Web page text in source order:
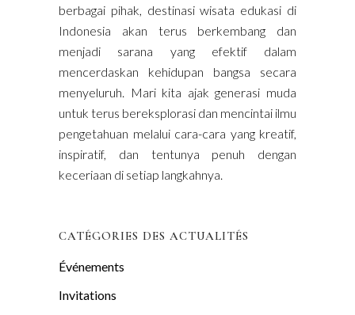
berbagai pihak, destinasi wisata edukasi di
Indonesia akan terus berkembang dan
menjadi sarana yang efektif dalam
mencerdaskan kehidupan bangsa secara
menyeluruh. Mari kita ajak generasi muda
untuk terus bereksplorasi dan mencintai ilmu
pengetahuan melalui cara-cara yang kreatif,
inspiratif, dan tentunya penuh dengan
keceriaan di setiap langkahnya.
CATÉGORIES DES ACTUALITÉS
Événements
Invitations